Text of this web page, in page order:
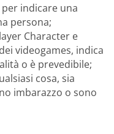
per indicare una
persona;
Character e
videogames, indica
o è prevedibile;
cosa, sia
imbarazzo o sono